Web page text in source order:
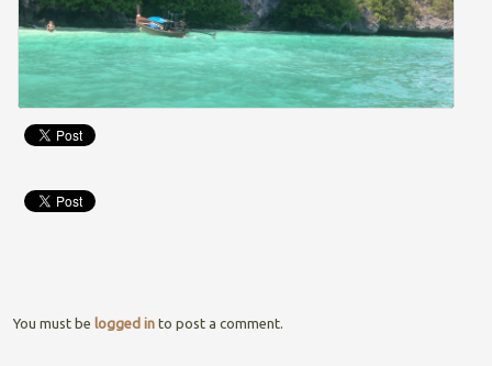
You must be logged into post a comment.